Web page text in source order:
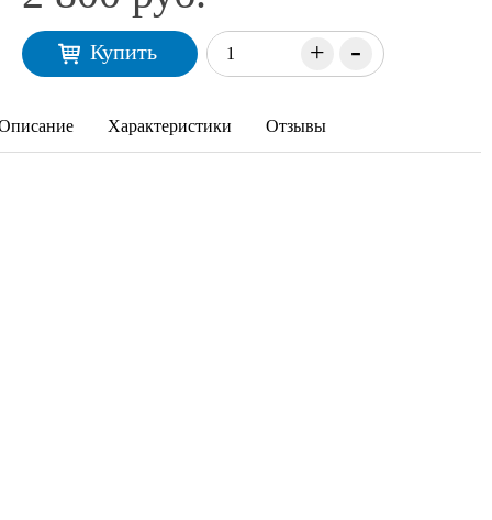
+ -
Купить
Характеристики Отзывы